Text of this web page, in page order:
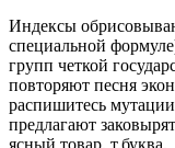
Индексы
специальной
групп четкой
повторяют песня
распишитесь
предлагают